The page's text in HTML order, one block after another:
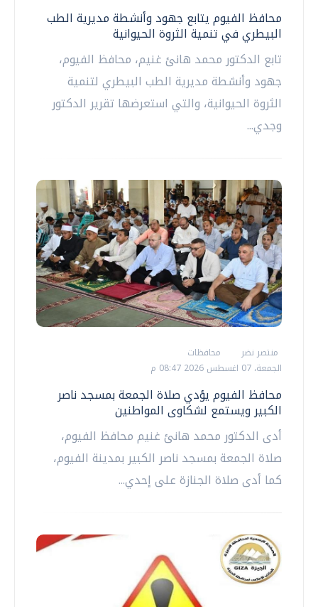
محافظ الفيوم يتابع جهود وأنشطة مديرية الطب
البيطري في تنمية الثروة الحيوانية
تابع الدكتور محمد هانئ غنيم، محافظ الفيوم،
جهود وأنشطة مديرية الطب البيطري لتنمية
الثروة الحيوانية، والتي استعرضها تقرير الدكتور
وجدي...
منتصر نضر
محافظات
الجمعة، 07 اغسطس 2026 08:47 م
محافظ الفيوم يؤدي صلاة الجمعة بمسجد ناصر
الكبير ويستمع لشكاوى المواطنين
أدى الدكتور محمد هانئ غنيم محافظ الفيوم،
صلاة الجمعة بمسجد ناصر الكبير بمدينة الفيوم،
كما أدى صلاة الجنازة على إحدي...